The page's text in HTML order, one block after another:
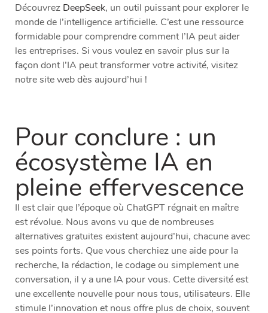
Découvrez DeepSeek, un outil puissant pour explorer le
monde de l’intelligence artificielle. C’est une ressource
formidable pour comprendre comment l’IA peut aider
les entreprises. Si vous voulez en savoir plus sur la
façon dont l’IA peut transformer votre activité, visitez
notre site web dès aujourd’hui !
Pour conclure : un
écosystème IA en
pleine effervescence
Il est clair que l’époque où ChatGPT régnait en maître
est révolue. Nous avons vu que de nombreuses
alternatives gratuites existent aujourd’hui, chacune avec
ses points forts. Que vous cherchiez une aide pour la
recherche, la rédaction, le codage ou simplement une
conversation, il y a une IA pour vous. Cette diversité est
une excellente nouvelle pour nous tous, utilisateurs. Elle
stimule l’innovation et nous offre plus de choix, souvent